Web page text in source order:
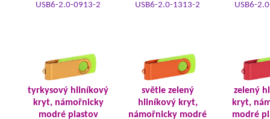
USB6-2.0-0913-2 USB6-2.0-1313-2 USB6-
tyrkysový hliníkový
kryt, námořnicky
modré plastov
světle zelený
hliníkový kryt,
námořnicky modré
zelený
kryt,
modré